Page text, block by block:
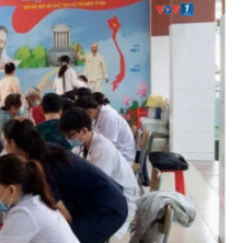
Multimedia
Ảnh